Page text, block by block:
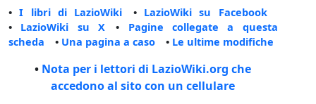
•I libri di LazioWiki • LazioWiki su Facebook
• LazioWiki su X • Pagine collegate a questa
scheda • Una pagina a caso • Le ultime modifiche
• Nota per i lettori di LazioWiki.org che
accedono al sito con un cellulare